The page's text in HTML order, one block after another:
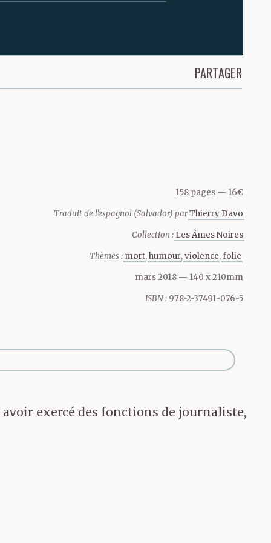
un
les
derrière
dans
nouveau
nuits
PARTAGER
158 pages 16€
Traduit de l'espagnol (Salvador) parThierry Davo
Collection : Les Âmes Noires
Thèmes : mort humour violence folie
mars 2018 — 140 x 210mm
ISBN : 978-2-37491-076-5
avoir exercé des fonctions de journaliste,